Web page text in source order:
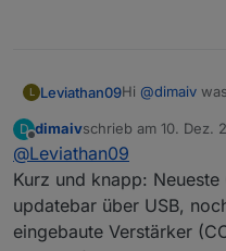
L Leviathan09Hi @dimaiv
Da ich gerade
Stick bin bin
vorhandenen
D
Offline
dimaivschrieb am 10. Dez.
zuletzt editiert von
@Leviathan09
Kurz und knapp:
updatebar über USB,
eingebaute Verstärker